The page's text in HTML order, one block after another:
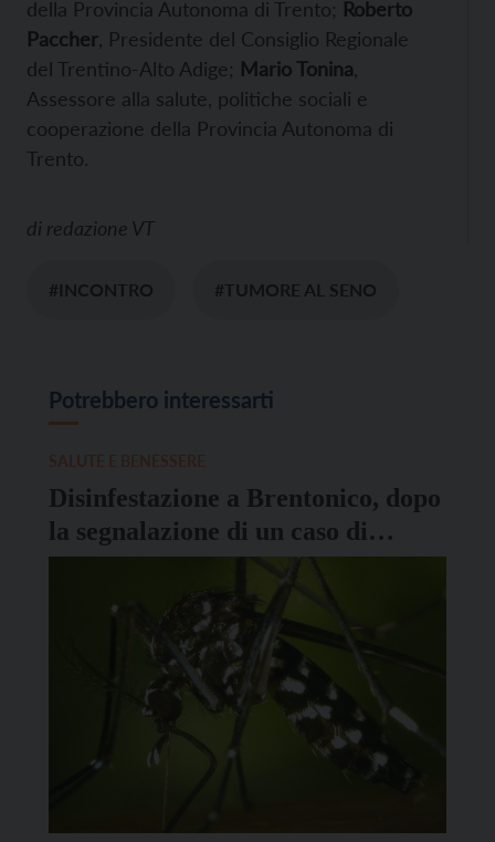
della Provincia Autonoma di Trento; Roberto
Paccher , Presidente del Consiglio Regionale
del Trentino-Alto Adige; Mario Tonina
Assessore alla salute, politiche sociali e
cooperazione della Provincia Autonoma di
Trento.
di redazione VT
#INCONTRO #TUMORE AL SENO
Potrebbero interessarti
Disinfestazione a Brentonico, dopo
la segnalazione di un caso di
Dengue